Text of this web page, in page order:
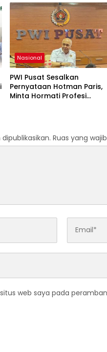
Nasional
PWI Pusat Sesalkan
Pernyataan Hotman Paris,
Minta Hormati Profesi
Ruas yang
web saya pada